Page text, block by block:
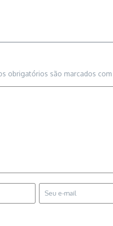
obrigatórios são marcados com